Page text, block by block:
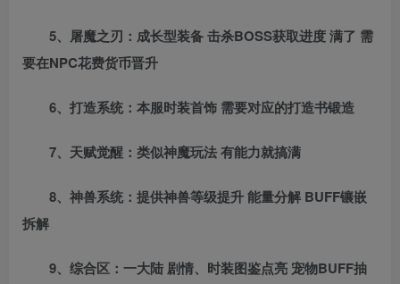
5、屠魔之刃：成长型装备 击杀BOSS获取进度 满了 需
要在NPC花费货币晋升
6、打造系统：本服时装首饰 需要对应的打造书锻造
7、天赋觉醒：类似神魔玩法 有能力就搞满
8、神兽系统：提供神兽等级提升 能量分解 BUFF镶嵌
拆解
9、综合区：一大陆 剧情、时装图鉴点亮 宠物BUFF抽